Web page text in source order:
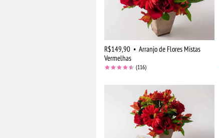
R$149,90 • Arranjo de Flores Mistas
Vermelhas
(116)